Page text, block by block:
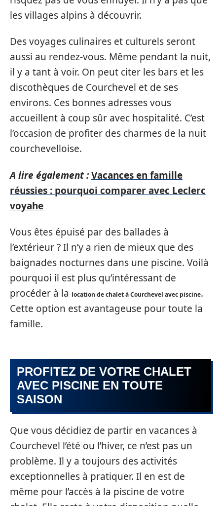
les villages alpins à découvrir.
Des voyages culinaires et culturels seront
aussi au rendez-vous. Même pendant la nuit,
il y a tant à voir. On peut citer les bars et les
discothèques de Courchevel et de ses
environs. Ces bonnes adresses vous
accueillent à coup sûr avec hospitalité. C’est
l’occasion de profiter des charmes de la nuit
courchevelloise.
A lire également :Vacances en famille
réussies : pourquoi comparer avec Leclerc
voyahe
Vous êtes épuisé par des ballades à
l’extérieur ? Il n’y a rien de mieux que des
baignades nocturnes dans une piscine. Voilà
pourquoi il est plus qu’intéressant de
procéder à la location de chalet à Courchevel avec piscine.
Cette option est avantageuse pour toute la
famille.
PROFITEZ DE VOTRE CHALET
AVEC PISCINE EN TOUTE
SAISON
Que vous décidiez de partir en vacances à
Courchevel l’été ou l’hiver, ce n’est pas un
problème. Il y a toujours des activités
exceptionnelles à pratiquer. Il en est de
même pour l’accès à la piscine de votre